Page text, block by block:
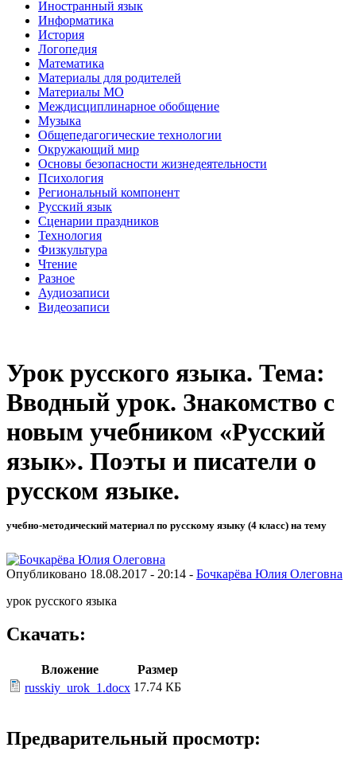
Иностранный язык
Информатика
История
Логопедия
Математика
Материалы для родителей
Материалы МО
Междисциплинарное обобщение
Музыка
Общепедагогические технологии
Окружающий мир
Основы безопасности жизнедеятельности
Психология
Региональный компонент
Русский язык
Сценарии праздников
Технология
Физкультура
Чтение
Разное
Аудиозаписи
Видеозаписи
Урок русского языка. Тема:
Вводный урок. Знакомство с
новым учебником «Русский
язык». Поэты и писатели о
русском языке.
учебно-методический материал по русскому языку (4 класс) на тему
Опубликовано 18.08.2017 - 20:14 - Бочкарёва Юлия Олеговна
урок русского языка
Скачать:
Вложение
Размер
russkiy_urok_1.docx 17.74 КБ
Предварительный просмотр: